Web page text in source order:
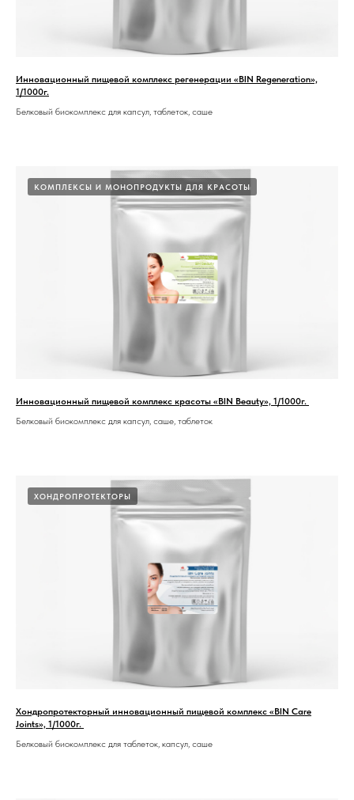
Инновационный пищевой комплекс регенерации «BIN Regeneration»,
1/1000г.
Белковый биокомплекс для капсул, таблеток, саше
КОМПЛЕКСЫ И МОНОПРОДУКТЫ ДЛЯ КРАСОТЫ
Инновационный пищевой комплекс красоты «BIN Beauty», 1/1000г.
Белковый биокомплекс для капсул, саше, таблеток
ХОНДРОПРОТЕКТОРЫ
Хондропротекторный инновационный пищевой комплекс «BIN Care
Joints», 1/1000г.
Белковый биокомплекс для таблеток, капсул, саше